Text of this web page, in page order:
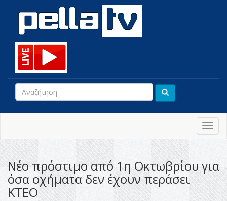
Νέο πρόστιμο από 1η Οκτωβρίου για
όσα οχήματα δεν έχουν περάσει
ΚΤΕΟ